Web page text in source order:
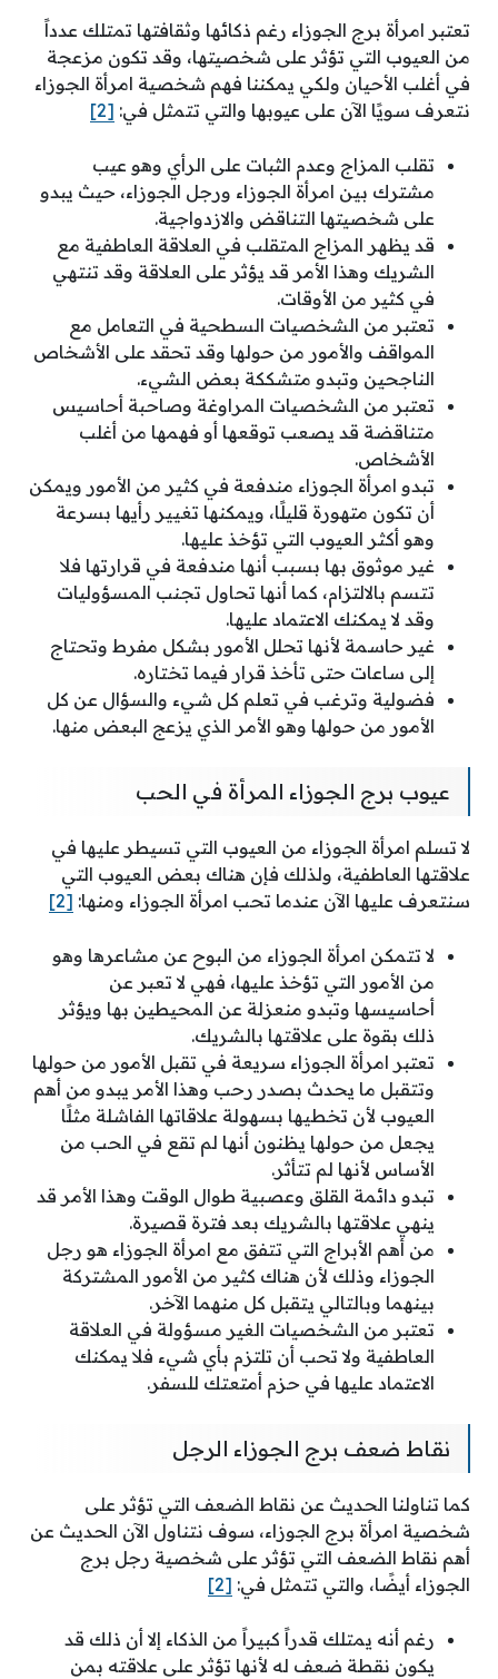
تعتبر امرأة برج الجوزاء رغم ذكائها وثقافتها تمتلك عدداً
من العيوب التي تؤثر على شخصيتها، وقد تكون مزعجة
في أغلب الأحيان ولكي يمكننا فهم شخصية امرأة الجوزاء
نتعرف سويًا الآن على عيوبها والتي تتمثل في: [2]
تقلب المزاج وعدم الثبات على الرأي وهو عيب
مشترك بين امرأة الجوزاء ورجل الجوزاء، حيث يبدو
على شخصيتها التناقض والازدواجية.
قد يظهر المزاج المتقلب في العلاقة العاطفية مع
الشريك وهذا الأمر قد يؤثر على العلاقة وقد تنتهي
في كثير من الأوقات.
تعتبر من الشخصيات السطحية في التعامل مع
المواقف والأمور من حولها وقد تحقد على الأشخاص
الناجحين وتبدو متشككة بعض الشيء.
تعتبر من الشخصيات المراوغة وصاحبة أحاسيس
متناقضة قد يصعب توقعها أو فهمها من أغلب
الأشخاص.
تبدو امرأة الجوزاء مندفعة في كثير من الأمور ويمكن
أن تكون متهورة قليلًا، ويمكنها تغيير رأيها بسرعة
وهو أكثر العيوب التي تؤخذ عليها.
غير موثوق بها بسبب أنها مندفعة في قرارتها فلا
تتسم بالالتزام، كما أنها تحاول تجنب المسؤوليات
وقد لا يمكنك الاعتماد عليها.
غير حاسمة لأنها تحلل الأمور بشكل مفرط وتحتاج
إلى ساعات حتى تأخذ قرار فيما تختاره.
فضولية وترغب في تعلم كل شيء والسؤال عن كل
الأمور من حولها وهو الأمر الذي يزعج البعض منها.
عيوب برج الجوزاء المرأة في الحب
لا تسلم امرأة الجوزاء من العيوب التي تسيطر عليها في
علاقتها العاطفية، ولذلك فإن هناك بعض العيوب التي
سنتعرف عليها الآن عندما تحب امرأة الجوزاء ومنها: [2]
لا تتمكن امرأة الجوزاء من البوح عن مشاعرها وهو
من الأمور التي تؤخذ عليها، فهي لا تعبر عن
أحاسيسها وتبدو منعزلة عن المحيطين بها ويؤثر
ذلك بقوة على علاقتها بالشريك.
تعتبر امرأة الجوزاء سريعة في تقبل الأمور من حولها
وتتقبل ما يحدث بصدر رحب وهذا الأمر يبدو من أهم
العيوب لأن تخطيها بسهولة علاقاتها الفاشلة مثلًا
يجعل من حولها يظنون أنها لم تقع في الحب من
الأساس لأنها لم تتأثر.
تبدو دائمة القلق وعصبية طوال الوقت وهذا الأمر قد
ينهي علاقتها بالشريك بعد فترة قصيرة.
من أهم الأبراج التي تتفق مع امرأة الجوزاء هو رجل
الجوزاء وذلك لأن هناك كثير من الأمور المشتركة
بينهما وبالتالي يتقبل كل منهما الآخر.
تعتبر من الشخصيات الغير مسؤولة في العلاقة
العاطفية ولا تحب أن تلتزم بأي شيء فلا يمكنك
الاعتماد عليها في حزم أمتعتك للسفر.
نقاط ضعف برج الجوزاء الرجل
كما تناولنا الحديث عن نقاط الضعف التي تؤثر على
شخصية امرأة برج الجوزاء، سوف نتناول الآن الحديث عن
أهم نقاط الضعف التي تؤثر على شخصية رجل برج
الجوزاء أيضًا، والتي تتمثل في: [2]
رغم أنه يمتلك قدراً كبيراً من الذكاء إلا أن ذلك قد
يكون نقطة ضعف له لأنها تؤثر على علاقته بمن